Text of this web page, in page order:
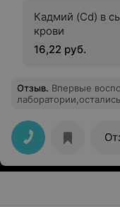
Кадмий (Cd) в
крови
16,22 руб.
Отзыв. Впервые
лаборатории,остались только